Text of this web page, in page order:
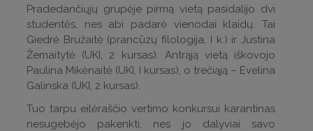
Pradedančiųjų grupėje pirmą vietą pasidalijo dvi
studentės, nes abi padarė vienodai klaidų. Tai
Giedrė Bružaitė (prancūzų filologija, I k.) ir Justina
Žemaitytė (UKI, 2 kursas). Antrąją vietą iškovojo
Paulina Mikėnaitė (UKI, I kursas), o trečiąją – Evelina
Galinska (UKI, 2 kursas).
Tuo tarpu eilėraščio vertimo konkursui karantinas
nesugebėjo pakenkti, nes jo dalyviai savo